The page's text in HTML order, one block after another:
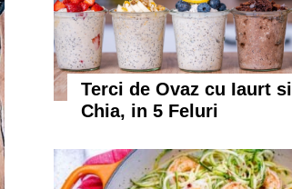
Terci de Ovaz cu Iaurt si
Chia, in 5 Feluri